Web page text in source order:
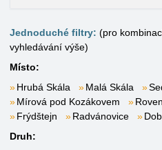
Jednoduché filtry: (pro
vyhledávání výše)
Místo:
Hrubá Skála
Malá Skála
Mírová pod Kozákovem
Frýdštejn
Radvánovice
Druh: